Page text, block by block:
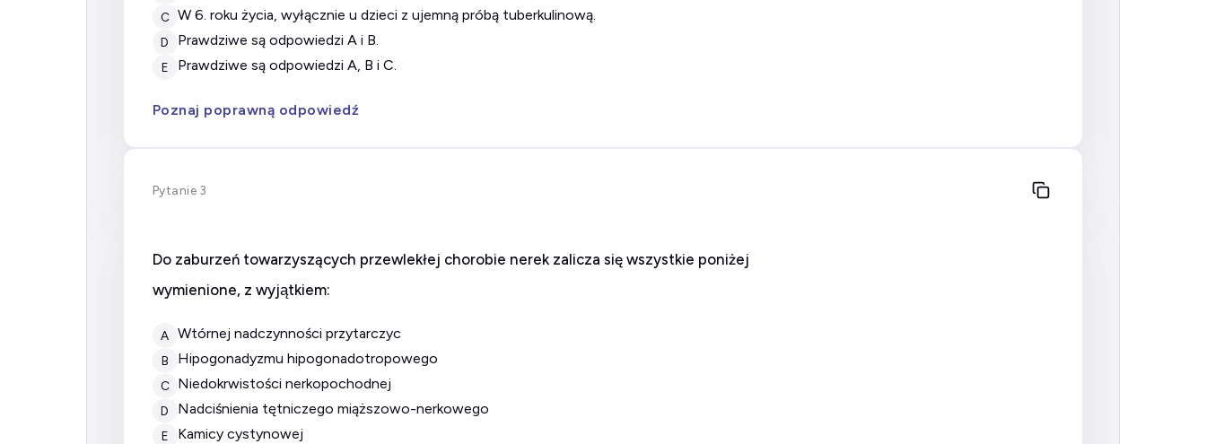
C w 6. roku życia, wyłącznie u dzieci z ujemną próbą tuberkulinową.
D prawdziwe są odpowiedzi A i B.
E prawdziwe są odpowiedzi A, B i C.
Poznaj poprawną odpowiedź
Pytanie 3
Do zaburzeń towarzyszących przewlekłej chorobie nerek zalicza się wszystkie poniżej
wymienione, z wyjątkiem:
A Wtórnej nadczynności przytarczyc
B Hipogonadyzmu hipogonadotropowego
C Niedokrwistości nerkopochodnej
D Nadciśnienia tętniczego miąższowo-nerkowego
E Kamicy cystynowej